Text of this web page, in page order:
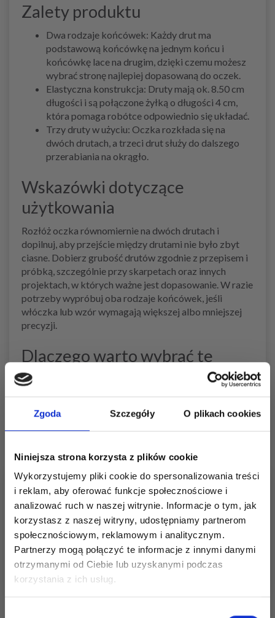
Zgoda Szczegóły O plikach cookies
Niniejsza strona korzysta z plików cookie
Wykorzystujemy pliki cookie do spersonalizowania treści
i reklam, aby oferować funkcje społecznościowe i
analizować ruch w naszej witrynie. Informacje o tym, jak
korzystasz z naszej witryny, udostępniamy partnerom
społecznościowym, reklamowym i analitycznym.
Partnerzy mogą połączyć te informacje z innymi danymi
otrzymanymi od Ciebie lub uzyskanymi podczas
korzystania z ich usług.
Zalety produktu
Dwa rodzaje końcówek: Każdy drut ma
podstawową końcówkę na jednym końcu i
końcówkę lace na drugim, dzięki czemu możesz
wybrać stronę najlepiej dopasowaną do oczek.
Elastyczna konstrukcja: Druty mają ok. 8.50 cm
długości i są połączone żyłką o długości 4 cm,
która pomaga robótce odpowiednio się układać.
Trzy druty w użyciu: Oczka rozkłada się na
dwóch drutach, a trzeci drut służy do dalszego
przerabiania na okrągło.
Wskazówki dotyczące
użytkowania
Rozłóż oczka równomiernie na dwóch drutach i
dopilnuj, aby przejście między drutami nie było zbyt
ciasne. Dobierz grubość drutów zgodnie z przepisem i
próbką, szczególnie przy skarpetach oraz innych
projektach, w których ważne jest dopasowanie. W razie
potrzeby wypróbuj oba rodzaje końcówek, jeśli
włóczka lub wzór wymagają większej albo mniejszej
precyzji.
Dlaczego warto wybrać te
druty?
Ten zestaw to praktyczny wybór, gdy chcesz dziergać
małe obwody przy użyciu elastycznego rozwiązania.
gładkimi oczkami, jak i bardziej szczegółową dzianiną.
Zobacz podobne produkty tutaj
Druty i igły
Akcesoria
Nakładki na druty
Miarka do drutów
Oszczędź nawet do 50%